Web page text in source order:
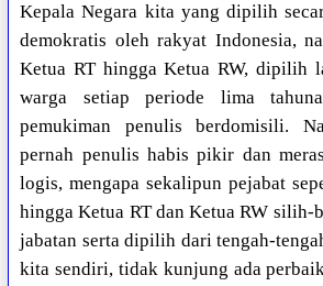
Kepala Negara kita yang dipilih
demokratis oleh rakyat Indonesia,
Ketua RT hingga Ketua RW, dipilih
warga setiap periode lima
pemukiman penulis berdomisili.
pernah penulis habis pikir dan
logis, mengapa sekalipun pejabat
hingga Ketua RT dan Ketua RW silih-
jabatan serta dipilih dari tengah-
kita sendiri, tidak kunjung ada